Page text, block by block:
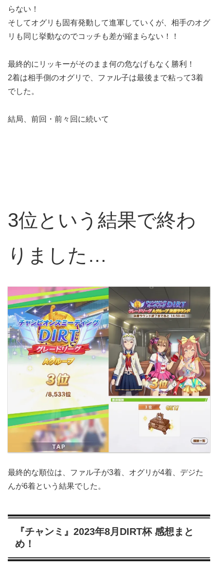
らない！
そしてオグリも固有発動して進軍していくが、相手のオグ
リも同じ挙動なのでコッチも差が縮まらない！！
最終的にリッキーがそのまま何の危なげもなく勝利！
2着は相手側のオグリで、ファル子は最後まで粘って3着
でした。
結局、前回・前々回に続いて
3位という結果で終わ
りました…
最終的な順位は、ファル子が3着、オグリが4着、デジた
んが6着という結果でした。
『チャンミ』2023年8月DIRT杯 感想まと
め！